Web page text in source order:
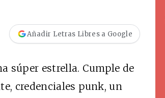
Añadir Letras Libres a Google
súper estrella. Cumple de
credenciales punk, un